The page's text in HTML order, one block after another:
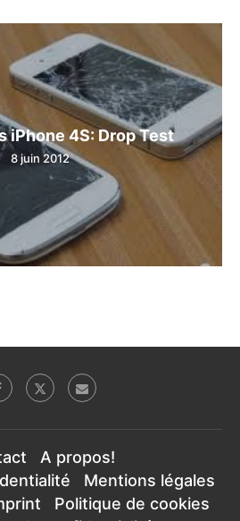
iPhone 4S: Drop Test
8 juin 2012
A propos!
Mentions légales
Politique de cookies